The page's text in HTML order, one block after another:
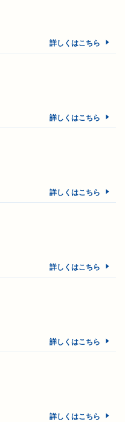
詳しくはこちら
詳しくはこちら
詳しくはこちら
詳しくはこちら
詳しくはこちら
詳しくはこちら